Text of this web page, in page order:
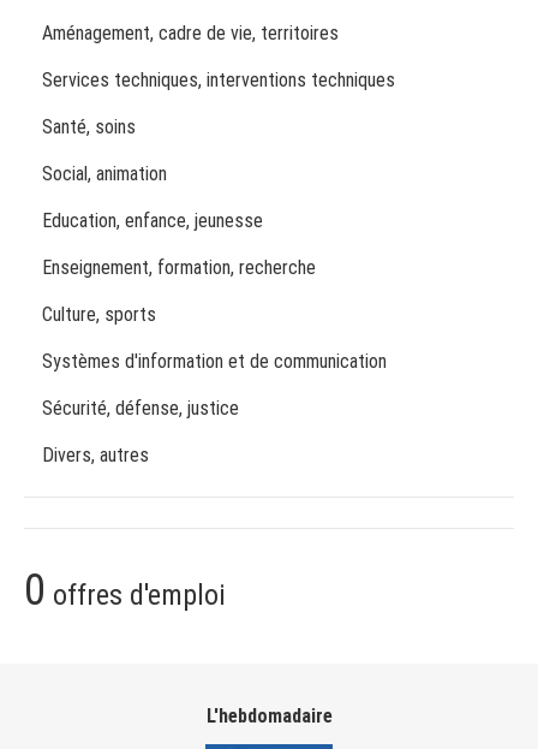
Aménagement, cadre de vie, territoires
Services techniques, interventions techniques
Santé, soins
Social, animation
Education, enfance, jeunesse
Enseignement, formation, recherche
Culture, sports
Systèmes d'information et de communication
Sécurité, défense, justice
Divers, autres
0 offres d'emploi
L'hebdomadaire